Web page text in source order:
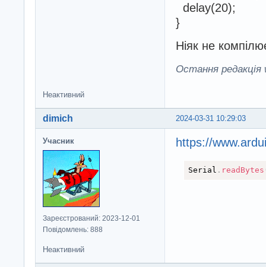
delay(20);
}
Ніяк не
Остання редакція
Неактивний
2024-03-31 10:29:03
dimich
Учасник
Зареєстрований: 2023-12-01
Повідомлень: 888
https://
Serial . readBytes
Неактивний